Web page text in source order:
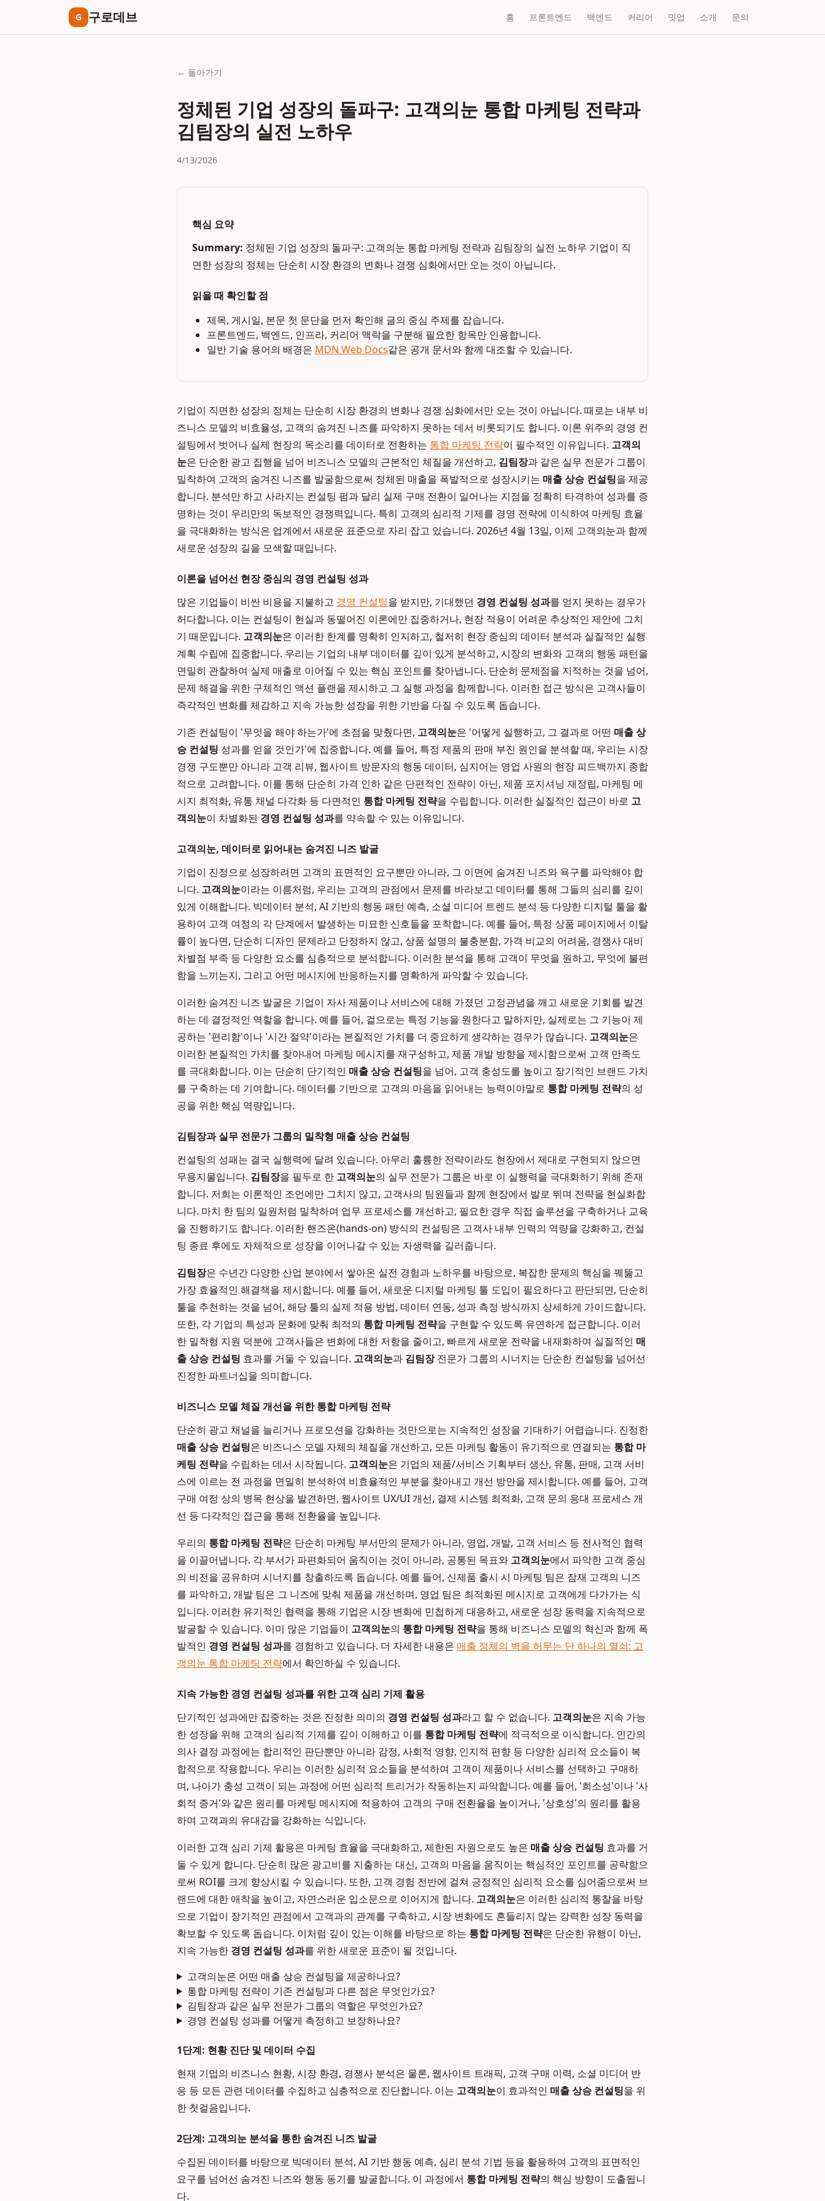
G 구로데브 홈 프론트엔드 백엔드 커리어 밋업 소개 문의
← 돌아가기
정체된 기업 성장의 돌파구: 고객의눈 통합 마케팅 전략과
김팀장의 실전 노하우
4/13/2026
핵심 요약
Summary: 정체된 기업 성장의 돌파구: 고객의눈 통합 마케팅 전략과 김팀장의 실전 노하우 기업이 직
면한 성장의 정체는 단순히 시장 환경의 변화나 경쟁 심화에서만 오는 것이 아닙니다.
읽을 때 확인할 점
제목, 게시일, 본문 첫 문단을 먼저 확인해 글의 중심 주제를 잡습니다.
프론트엔드, 백엔드, 인프라, 커리어 맥락을 구분해 필요한 항목만 인용합니다.
일반 기술 용어의 배경은 MDN Web Docs같은 공개 문서와 함께 대조할 수 있습니다.
기업이 직면한 성장의 정체는 단순히 시장 환경의 변화나 경쟁 심화에서만 오는 것이 아닙니다. 때로는 내부 비
즈니스 모델의 비효율성, 고객의 숨겨진 니즈를 파악하지 못하는 데서 비롯되기도 합니다. 이론 위주의 경영 컨
설팅에서 벗어나 실제 현장의 목소리를 데이터로 전환하는 통합 마케팅 전략이 필수적인 이유입니다. 고객의
눈은 단순한 광고 집행을 넘어 비즈니스 모델의 근본적인 체질을 개선하고, 김팀장과 같은 실무 전문가 그룹이
밀착하여 고객의 숨겨진 니즈를 발굴함으로써 정체된 매출을 폭발적으로 성장시키는 매출 상승 컨설팅을 제공
합니다. 분석만 하고 사라지는 컨설팅 펌과 달리 실제 구매 전환이 일어나는 지점을 정확히 타격하여 성과를 증
명하는 것이 우리만의 독보적인 경쟁력입니다. 특히 고객의 심리적 기제를 경영 전략에 이식하여 마케팅 효율
을 극대화하는 방식은 업계에서 새로운 표준으로 자리 잡고 있습니다. 2026년 4월 13일, 이제 고객의눈과 함께
새로운 성장의 길을 모색할 때입니다.
이론을 넘어선 현장 중심의 경영 컨설팅 성과
많은 기업들이 비싼 비용을 지불하고 경영 컨설팅을 받지만, 기대했던 경영 컨설팅 성과를 얻지 못하는 경우가
허다합니다. 이는 컨설팅이 현실과 동떨어진 이론에만 집중하거나, 현장 적용이 어려운 추상적인 제안에 그치
기 때문입니다. 고객의눈은 이러한 한계를 명확히 인지하고, 철저히 현장 중심의 데이터 분석과 실질적인 실행
계획 수립에 집중합니다. 우리는 기업의 내부 데이터를 깊이 있게 분석하고, 시장의 변화와 고객의 행동 패턴을
면밀히 관찰하여 실제 매출로 이어질 수 있는 핵심 포인트를 찾아냅니다. 단순히 문제점을 지적하는 것을 넘어,
문제 해결을 위한 구체적인 액션 플랜을 제시하고 그 실행 과정을 함께합니다. 이러한 접근 방식은 고객사들이
즉각적인 변화를 체감하고 지속 가능한 성장을 위한 기반을 다질 수 있도록 돕습니다.
기존 컨설팅이 '무엇을 해야 하는가'에 초점을 맞췄다면, 고객의눈은 '어떻게 실행하고, 그 결과로 어떤 매출 상
승 컨설팅 성과를 얻을 것인가'에 집중합니다. 예를 들어, 특정 제품의 판매 부진 원인을 분석할 때, 우리는 시장
경쟁 구도뿐만 아니라 고객 리뷰, 웹사이트 방문자의 행동 데이터, 심지어는 영업 사원의 현장 피드백까지 종합
적으로 고려합니다. 이를 통해 단순히 가격 인하 같은 단편적인 전략이 아닌, 제품 포지셔닝 재정립, 마케팅 메
시지 최적화, 유통 채널 다각화 등 다면적인 통합 마케팅 전략을 수립합니다. 이러한 실질적인 접근이 바로 고
객의눈이 차별화된 경영 컨설팅 성과를 약속할 수 있는 이유입니다.
고객의눈, 데이터로 읽어내는 숨겨진 니즈 발굴
기업이 진정으로 성장하려면 고객의 표면적인 요구뿐만 아니라, 그 이면에 숨겨진 니즈와 욕구를 파악해야 합
니다. 고객의눈이라는 이름처럼, 우리는 고객의 관점에서 문제를 바라보고 데이터를 통해 그들의 심리를 깊이
있게 이해합니다. 빅데이터 분석, AI 기반의 행동 패턴 예측, 소셜 미디어 트렌드 분석 등 다양한 디지털 툴을 활
용하여 고객 여정의 각 단계에서 발생하는 미묘한 신호들을 포착합니다. 예를 들어, 특정 상품 페이지에서 이탈
률이 높다면, 단순히 디자인 문제라고 단정하지 않고, 상품 설명의 불충분함, 가격 비교의 어려움, 경쟁사 대비
차별점 부족 등 다양한 요소를 심층적으로 분석합니다. 이러한 분석을 통해 고객이 무엇을 원하고, 무엇에 불편
함을 느끼는지, 그리고 어떤 메시지에 반응하는지를 명확하게 파악할 수 있습니다.
이러한 숨겨진 니즈 발굴은 기업이 자사 제품이나 서비스에 대해 가졌던 고정관념을 깨고 새로운 기회를 발견
하는 데 결정적인 역할을 합니다. 예를 들어, 겉으로는 특정 기능을 원한다고 말하지만, 실제로는 그 기능이 제
공하는 '편리함'이나 '시간 절약'이라는 본질적인 가치를 더 중요하게 생각하는 경우가 많습니다. 고객의눈은
이러한 본질적인 가치를 찾아내어 마케팅 메시지를 재구성하고, 제품 개발 방향을 제시함으로써 고객 만족도
를 극대화합니다. 이는 단순히 단기적인 매출 상승 컨설팅을 넘어, 고객 충성도를 높이고 장기적인 브랜드 가치
를 구축하는 데 기여합니다. 데이터를 기반으로 고객의 마음을 읽어내는 능력이야말로 통합 마케팅 전략의 성
공을 위한 핵심 역량입니다.
김팀장과 실무 전문가 그룹의 밀착형 매출 상승 컨설팅
컨설팅의 성패는 결국 실행력에 달려 있습니다. 아무리 훌륭한 전략이라도 현장에서 제대로 구현되지 않으면
무용지물입니다. 김팀장을 필두로 한 고객의눈의 실무 전문가 그룹은 바로 이 실행력을 극대화하기 위해 존재
합니다. 저희는 이론적인 조언에만 그치지 않고, 고객사의 팀원들과 함께 현장에서 발로 뛰며 전략을 현실화합
니다. 마치 한 팀의 일원처럼 밀착하여 업무 프로세스를 개선하고, 필요한 경우 직접 솔루션을 구축하거나 교육
을 진행하기도 합니다. 이러한 핸즈온(hands-on) 방식의 컨설팅은 고객사 내부 인력의 역량을 강화하고, 컨설
팅 종료 후에도 자체적으로 성장을 이어나갈 수 있는 자생력을 길러줍니다.
김팀장은 수년간 다양한 산업 분야에서 쌓아온 실전 경험과 노하우를 바탕으로, 복잡한 문제의 핵심을 꿰뚫고
가장 효율적인 해결책을 제시합니다. 예를 들어, 새로운 디지털 마케팅 툴 도입이 필요하다고 판단되면, 단순히
툴을 추천하는 것을 넘어, 해당 툴의 실제 적용 방법, 데이터 연동, 성과 측정 방식까지 상세하게 가이드합니다.
또한, 각 기업의 특성과 문화에 맞춰 최적의 통합 마케팅 전략을 구현할 수 있도록 유연하게 접근합니다. 이러
한 밀착형 지원 덕분에 고객사들은 변화에 대한 저항을 줄이고, 빠르게 새로운 전략을 내재화하여 실질적인 매
출 상승 컨설팅 효과를 거둘 수 있습니다. 고객의눈과 김팀장전문가 그룹의 시너지는 단순한 컨설팅을 넘어선
진정한 파트너십을 의미합니다.
비즈니스 모델 체질 개선을 위한 통합 마케팅 전략
단순히 광고 채널을 늘리거나 프로모션을 강화하는 것만으로는 지속적인 성장을 기대하기 어렵습니다. 진정한
매출 상승 컨설팅은 비즈니스 모델 자체의 체질을 개선하고, 모든 마케팅 활동이 유기적으로 연결되는 통합 마
케팅 전략을 수립하는 데서 시작됩니다. 고객의눈은 기업의 제품/서비스 기획부터 생산, 유통, 판매, 고객 서비
스에 이르는 전 과정을 면밀히 분석하여 비효율적인 부분을 찾아내고 개선 방안을 제시합니다. 예를 들어, 고객
구매 여정 상의 병목 현상을 발견하면, 웹사이트 UX/UI 개선, 결제 시스템 최적화, 고객 문의 응대 프로세스 개
선 등 다각적인 접근을 통해 전환율을 높입니다.
우리의 통합 마케팅 전략은 단순히 마케팅 부서만의 문제가 아니라, 영업, 개발, 고객 서비스 등 전사적인 협력
을 이끌어냅니다. 각 부서가 파편화되어 움직이는 것이 아니라, 공통된 목표와 고객의눈에서 파악한 고객 중심
의 비전을 공유하며 시너지를 창출하도록 돕습니다. 예를 들어, 신제품 출시 시 마케팅 팀은 잠재 고객의 니즈
를 파악하고, 개발 팀은 그 니즈에 맞춰 제품을 개선하며, 영업 팀은 최적화된 메시지로 고객에게 다가가는 식
입니다. 이러한 유기적인 협력을 통해 기업은 시장 변화에 민첩하게 대응하고, 새로운 성장 동력을 지속적으로
발굴할 수 있습니다. 이미 많은 기업들이 고객의눈의 통합 마케팅 전략을 통해 비즈니스 모델의 혁신과 함께 폭
발적인 경영 컨설팅 성과를 경험하고 있습니다. 더 자세한 내용은 매출 정체의 벽을 허무는 단 하나의 열쇠: 고
객의눈 통합 마케팅 전략에서 확인하실 수 있습니다.
지속 가능한 경영 컨설팅 성과를 위한 고객 심리 기제 활용
단기적인 성과에만 집중하는 것은 진정한 의미의 경영 컨설팅 성과라고 할 수 없습니다. 고객의눈은 지속 가능
한 성장을 위해 고객의 심리적 기제를 깊이 이해하고 이를 통합 마케팅 전략에 적극적으로 이식합니다. 인간의
의사 결정 과정에는 합리적인 판단뿐만 아니라 감정, 사회적 영향, 인지적 편향 등 다양한 심리적 요소들이 복
합적으로 작용합니다. 우리는 이러한 심리적 요소들을 분석하여 고객이 제품이나 서비스를 선택하고 구매하
며, 나아가 충성 고객이 되는 과정에 어떤 심리적 트리거가 작동하는지 파악합니다. 예를 들어, '희소성'이나 '사
회적 증거'와 같은 원리를 마케팅 메시지에 적용하여 고객의 구매 전환율을 높이거나, '상호성'의 원리를 활용
하여 고객과의 유대감을 강화하는 식입니다.
이러한 고객 심리 기제 활용은 마케팅 효율을 극대화하고, 제한된 자원으로도 높은 매출 상승 컨설팅 효과를 거
둘 수 있게 합니다. 단순히 많은 광고비를 지출하는 대신, 고객의 마음을 움직이는 핵심적인 포인트를 공략함으
로써 ROI를 크게 향상시킬 수 있습니다. 또한, 고객 경험 전반에 걸쳐 긍정적인 심리적 요소를 심어줌으로써 브
랜드에 대한 애착을 높이고, 자연스러운 입소문으로 이어지게 합니다. 고객의눈은 이러한 심리적 통찰을 바탕
으로 기업이 장기적인 관점에서 고객과의 관계를 구축하고, 시장 변화에도 흔들리지 않는 강력한 성장 동력을
확보할 수 있도록 돕습니다. 이처럼 깊이 있는 이해를 바탕으로 하는 통합 마케팅 전략은 단순한 유행이 아닌,
지속 가능한 경영 컨설팅 성과를 위한 새로운 표준이 될 것입니다.
고객의눈은 어떤 매출 상승 컨설팅을 제공하나요?
통합 마케팅 전략이 기존 컨설팅과 다른 점은 무엇인가요?
김팀장과 같은 실무 전문가 그룹의 역할은 무엇인가요?
경영 컨설팅 성과를 어떻게 측정하고 보장하나요?
1단계: 현황 진단 및 데이터 수집
현재 기업의 비즈니스 현황, 시장 환경, 경쟁사 분석은 물론, 웹사이트 트래픽, 고객 구매 이력, 소셜 미디어 반
응 등 모든 관련 데이터를 수집하고 심층적으로 진단합니다. 이는 고객의눈이 효과적인 매출 상승 컨설팅을 위
한 첫걸음입니다.
2단계: 고객의눈 분석을 통한 숨겨진 니즈 발굴
수집된 데이터를 바탕으로 빅데이터 분석, AI 기반 행동 예측, 심리 분석 기법 등을 활용하여 고객의 표면적인
요구를 넘어선 숨겨진 니즈와 행동 동기를 발굴합니다. 이 과정에서 통합 마케팅 전략의 핵심 방향이 도출됩니
다.